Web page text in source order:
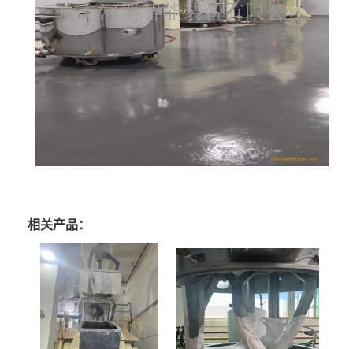
相关产品：